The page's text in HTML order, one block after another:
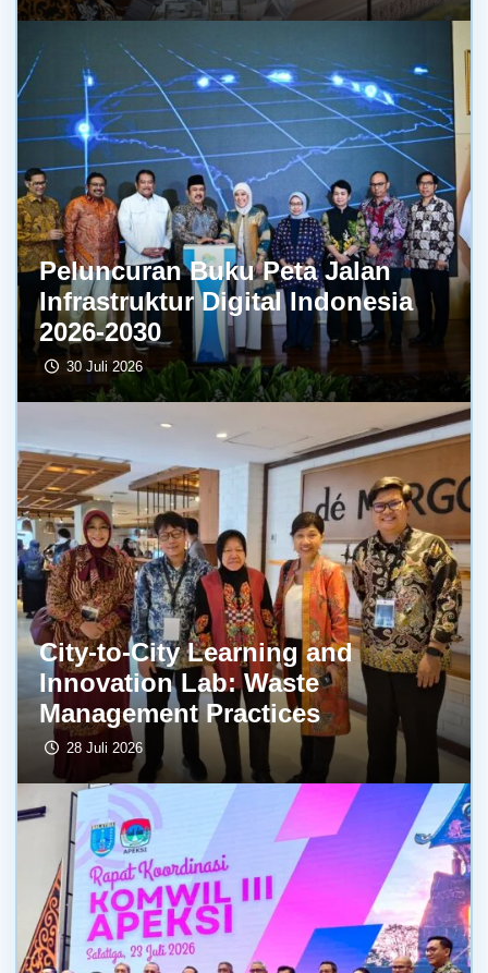
Peluncuran Buku Peta Jalan
Infrastruktur Digital Indonesia
2026-2030
30 Juli 2026
City-to-City Learning and
Innovation Lab: Waste
Management Practices
28 Juli 2026